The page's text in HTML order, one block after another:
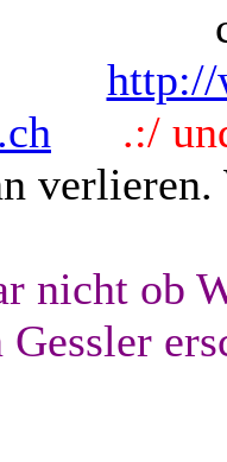
http://
.:/
nicht ob
Gessler